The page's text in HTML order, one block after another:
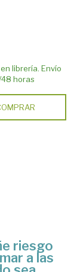
librería. Envío
horas
riesgo
a las